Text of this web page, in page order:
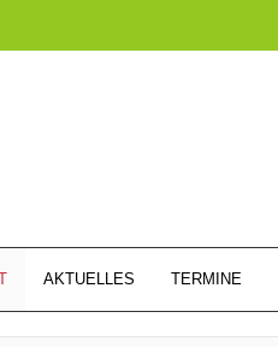
AKTUELLES TERMINE